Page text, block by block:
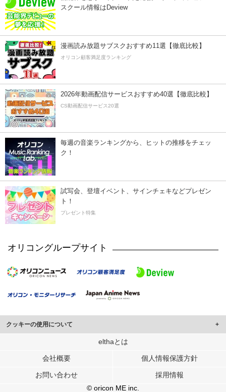
スクール情報はDeview
漫画読み放題サブスクおすすめ11選【徹底比較】
オリコン顧客満足度ランキング
2026年動画配信サービスおすすめ40選【徹底比較】
CS動画配信サービス20選
毎週の音楽ランキングから、ヒットの推移をチェッ
ク！
試写会、登壇イベント、サインチェキなどプレゼン
ト！
プレゼント特集
オリコングループサイト
クッキーの使用について
このサイトでは Cookie を使用して、ユーザーに合わせたコンテンツや広告の
行っています。
メディアや広告配信、データ解析の各パートナーに提供しています。
各パートナーは、この情報とユーザーが各パートナーに提供した他の情報や、
elthaとは
会社概要 個人情報保護方針
お問い合わせ
採用情報
© oricon ME inc.